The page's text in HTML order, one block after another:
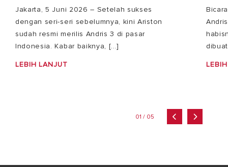
Jakarta, 5 Juni 2026 – Setelah sukses
dengan seri-seri sebelumnya, kini Ariston
sudah resmi merilis Andris 3 di pasar
Indonesia. Kabar baiknya, [...]
LEBIH LANJUT
01 / 05